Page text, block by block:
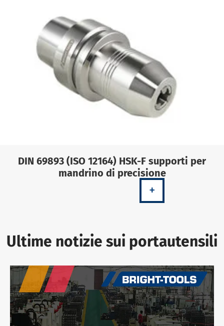
DIN 69893 (ISO 12164) HSK-F supporti per
mandrino di precisione
+
Ultime notizie sui portautensili